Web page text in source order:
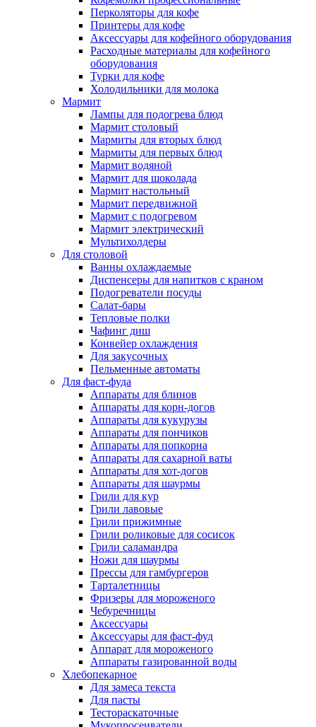
Перколяторы для кофе
Принтеры для кофе
Аксессуары для кофейного оборудования
Расходные материалы для кофейного
оборудования
Турки для кофе
Холодильники для молока
Мармит
Лампы для подогрева блюд
Мармит столовый
Мармиты для вторых блюд
Мармиты для первых блюд
Мармит водяной
Мармит для шоколада
Мармит настольный
Мармит передвижной
Мармит с подогревом
Мармит электрический
Мультихолдеры
Для столовой
Ванны охлаждаемые
Диспенсеры для напитков с краном
Подогреватели посуды
Салат-бары
Тепловые полки
Чафинг диш
Конвейер охлаждения
Для закусочных
Пельменные автоматы
Для фаст-фуда
Аппараты для блинов
Аппараты для корн-догов
Аппараты для кукурузы
Аппараты для пончиков
Аппараты для попкорна
Аппараты для сахарной ваты
Аппараты для хот-догов
Аппараты для шаурмы
Грили для кур
Грили лавовые
Грили прижимные
Грили роликовые для сосисок
Грили саламандра
Ножи для шаурмы
Прессы для гамбургеров
Тарталетницы
Фризеры для мороженого
Чебуречницы
Аксессуары
Аксессуары для фаст-фуд
Аппарат для мороженого
Аппараты газированной воды
Хлебопекарное
Для замеса текста
Для пасты
Тестораскаточные